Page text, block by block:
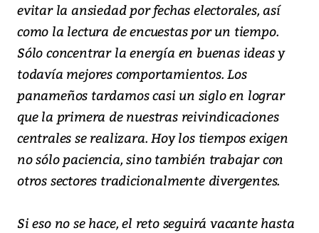
evitar la ansiedad por fechas electorales, así
como la lectura de encuestas por un tiempo.
Sólo concentrar la energía en buenas ideas y
todavía mejores comportamientos. Los
panameños tardamos casi un siglo en lograr
que la primera de nuestras reivindicaciones
centrales se realizara. Hoy los tiempos exigen
no sólo paciencia, sino también trabajar con
otros sectores tradicionalmente divergentes.
Si eso no se hace, el reto seguirá vacante hasta